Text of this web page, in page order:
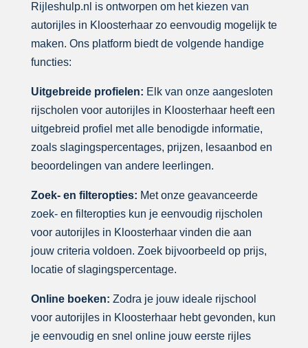
Rijleshulp.nl is ontworpen om het kiezen van
autorijles in Kloosterhaar zo eenvoudig mogelijk te
maken. Ons platform biedt de volgende handige
functies:
Uitgebreide profielen: Elk van onze aangesloten
rijscholen voor autorijles in Kloosterhaar heeft een
uitgebreid profiel met alle benodigde informatie,
zoals slagingspercentages, prijzen, lesaanbod en
beoordelingen van andere leerlingen.
Zoek- en filteropties: Met onze geavanceerde
zoek- en filteropties kun je eenvoudig rijscholen
voor autorijles in Kloosterhaar vinden die aan
jouw criteria voldoen. Zoek bijvoorbeeld op prijs,
locatie of slagingspercentage.
Online boeken: Zodra je jouw ideale rijschool
voor autorijles in Kloosterhaar hebt gevonden, kun
je eenvoudig en snel online jouw eerste rijles